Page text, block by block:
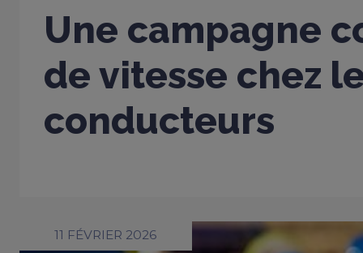
Une campagne
de vitesse chez
conducteurs
11 FÉVRIER 2026